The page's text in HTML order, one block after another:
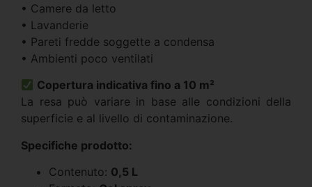
• Camere da letto
• Lavanderie
• Pareti fredde soggette a condensa
• Ambienti poco ventilati
Copertura indicativa fino a 10 m²
La resa può variare in base alle condizioni della
superficie e al livello di contaminazione.
Specifiche prodotto:
Contenuto: 0,5 L